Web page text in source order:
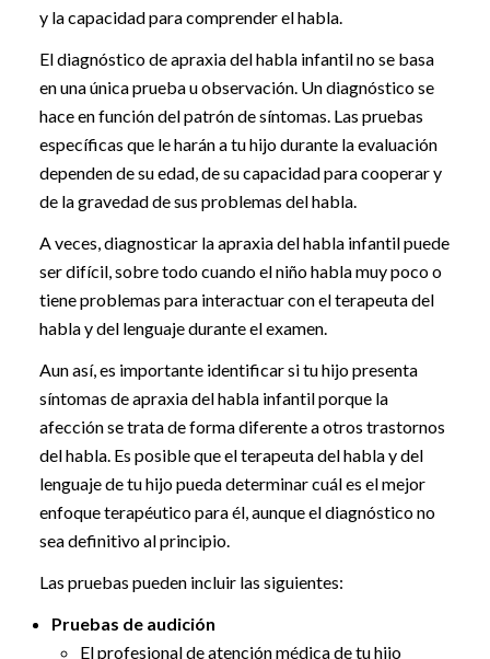
y la capacidad para comprender el habla.
El diagnóstico de apraxia del habla infantil no se basa
en una única prueba u observación. Un diagnóstico se
hace en función del patrón de síntomas. Las pruebas
específicas que le harán a tu hijo durante la evaluación
dependen de su edad, de su capacidad para cooperar y
de la gravedad de sus problemas del habla.
A veces, diagnosticar la apraxia del habla infantil puede
ser difícil, sobre todo cuando el niño habla muy poco o
tiene problemas para interactuar con el terapeuta del
habla y del lenguaje durante el examen.
Aun así, es importante identificar si tu hijo presenta
síntomas de apraxia del habla infantil porque la
afección se trata de forma diferente a otros trastornos
del habla. Es posible que el terapeuta del habla y del
lenguaje de tu hijo pueda determinar cuál es el mejor
enfoque terapéutico para él, aunque el diagnóstico no
sea definitivo al principio.
Las pruebas pueden incluir las siguientes:
Pruebas de audición
El profesional de atención médica de tu hijo